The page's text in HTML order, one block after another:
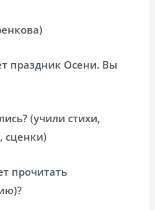
праздник Осени. Вы
(учили стихи,
сценки)
прочитать